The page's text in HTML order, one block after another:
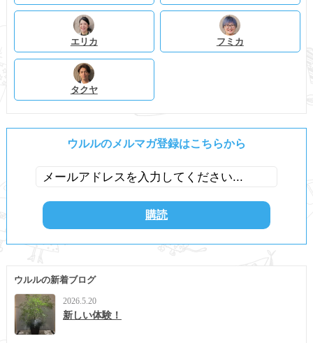
エリカ フミカ
タクヤ
ウルルのメルマガ登録はこちらから
ウルルの新着ブログ
2026.5.20
新しい体験！